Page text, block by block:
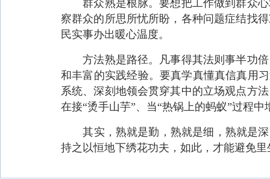
群众熟是根脉。要想把工作做到群众心
察群众的所思所忧所盼，各种问题症结找
民实事办出暖心温度。
方法熟是路径。凡事得其法则事半功倍
和丰富的实践经验。要真学真懂真信真用
系统、深刻地领会贯穿其中的立场观点方
在接“烫手山芋”、当“热锅上的蚂蚁”过程中
其实，熟就是勤，熟就是细，熟就是深
持之以恒地下绣花功夫，如此，才能避免